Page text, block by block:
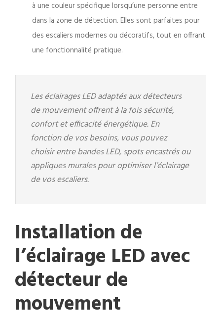
à une couleur spécifique lorsqu’une personne entre
dans la zone de détection. Elles sont parfaites pour
des escaliers modernes ou décoratifs, tout en offrant
une fonctionnalité pratique.
Les éclairages LED adaptés aux détecteurs
de mouvement offrent à la fois sécurité,
confort et efficacité énergétique. En
fonction de vos besoins, vous pouvez
choisir entre bandes LED, spots encastrés ou
appliques murales pour optimiser l’éclairage
de vos escaliers.
Installation de
l’éclairage LED avec
détecteur de
mouvement